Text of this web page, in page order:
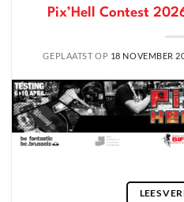
Pix’Hell Contest
GEPLAATST OP 18 NOVEMBER
LEES